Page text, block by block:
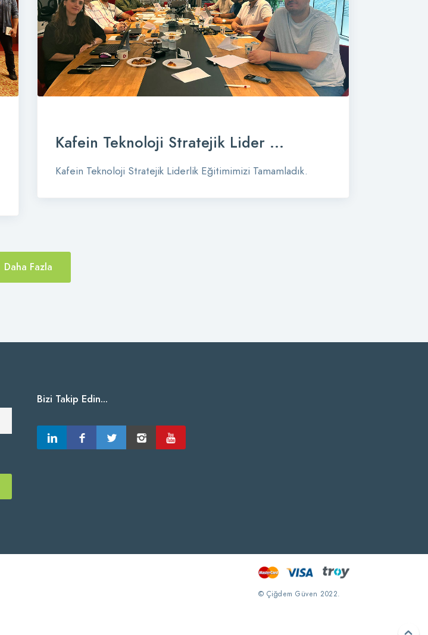
Kafein Teknoloji Stratejik Lider ...
Kafein Teknoloji Stratejik Liderlik Eğitimimizi Tamamladık.
Daha Fazla
Bizi Takip Edin...
© Çiğdem Güven 2022.